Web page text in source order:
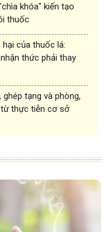
khóa" kiến tạo
thuốc
của thuốc lá:
thức phải thay
tạng và phòng,
thực tiễn cơ sở